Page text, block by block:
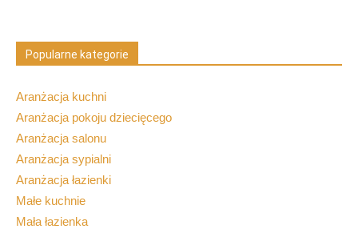
Popularne kategorie
Aranżacja kuchni
Aranżacja pokoju dziecięcego
Aranżacja salonu
Aranżacja sypialni
Aranżacja łazienki
Małe kuchnie
Mała łazienka